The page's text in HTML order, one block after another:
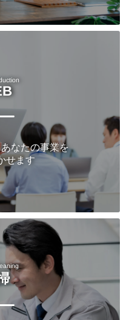
なたの事業を
せます